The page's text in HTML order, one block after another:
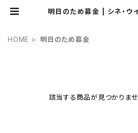
明日のため募金 | シネ・ウ
HOME 明日のため募金
該当する商品が見つかりませ